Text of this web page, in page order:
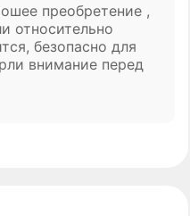
преобретение ,
относительно
безопасно для
внимание перед